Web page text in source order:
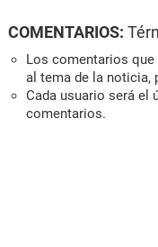
COMENTARIOS:
Los comentarios
al tema de la noticia,
Cada usuario será el
comentarios.